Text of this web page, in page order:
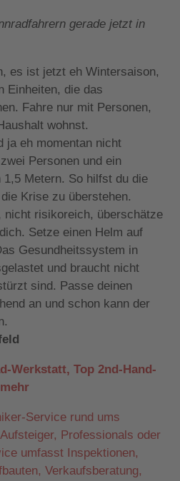
gerade jetzt in
es ist jetzt eh Wintersaison,
Einheiten, die das
Fahre nur mit Personen,
wohnst.
ja eh momentan nicht
Personen und ein
Metern. So hilfst du die
Krise zu überstehen.
nicht risikoreich, überschätze
Setze einen Helm auf
Gesundheitssystem in
und braucht nicht
sind. Passe deinen
an und schon kann der
Werkstatt, Top 2nd-Hand-
Service rund ums
Professionals oder
umfasst Inspektionen,
Verkaufsberatung,